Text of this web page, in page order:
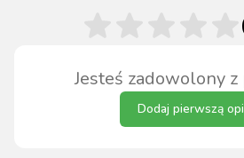
Jesteś zadowolony
Dodaj pierwszą